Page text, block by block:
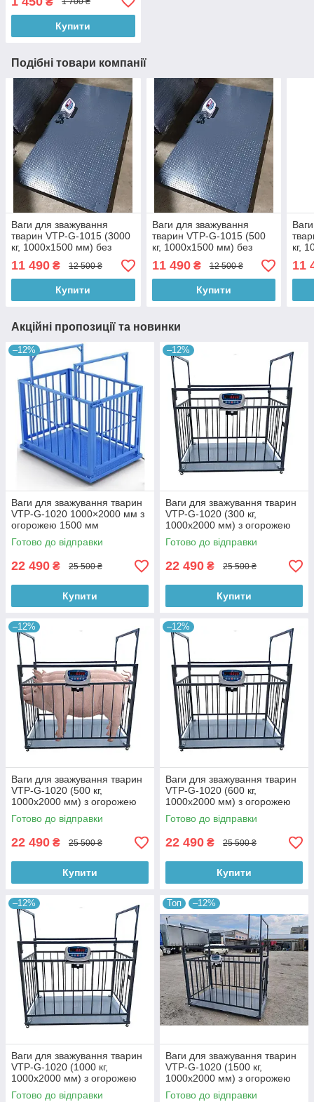
Купити
Подібні товари компанії
Ваги для зважування
тварин VTP-G-1015 (3000
кг, 1000х1500 мм) без
огорожі
11 490 ₴ 12 500 ₴
Купити
Ваги для зважування
тварин VTP-G-1015 (500
кг, 1000х1500 мм) без
огорожі
11 490₴ 12 500 ₴
Купити
кг,
11
Акційні пропозиції та новинки
–12%
Ваги для зважування тварин
VTP-G-1020 1000×2000 мм з
огорожею 1500 мм
Готово до відправки
22 490 ₴ 25 500 ₴
Купити
–12%
Ваги для зважування тварин
VTP-G-1020 (300 кг,
1000х2000 мм) з огорожею
1500 мм
Готово до відправки
22 490 ₴ 25 500 ₴
Купити
–12%
Ваги для зважування тварин
VTP-G-1020 (500 кг,
1000х2000 мм) з огорожею
1500 мм
Готово до відправки
22 490 ₴ 25 500 ₴
Купити
–12%
Ваги для зважування тварин
VTP-G-1020 (600 кг,
1000х2000 мм) з огорожею
1500 мм
Готово до відправки
22 490 ₴ 25 500 ₴
Купити
–12%
Ваги для зважування тварин
VTP-G-1020 (1000 кг,
1000х2000 мм) з огорожею
1500 мм
Готово до відправки
Топ –12%
Ваги для зважування тварин
VTP-G-1020 (1500 кг,
1000х2000 мм) з огорожею
1500 мм
Готово до відправки